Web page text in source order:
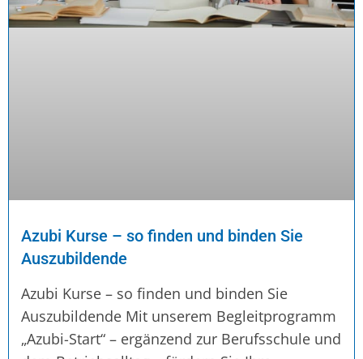
Azubi Kurse – so finden und binden Sie
Auszubildende
Azubi Kurse – so finden und binden Sie
Auszubildende Mit unserem Begleitprogramm
„Azubi-Start“ – ergänzend zur Berufsschule und